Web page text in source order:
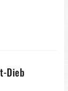
Dieb